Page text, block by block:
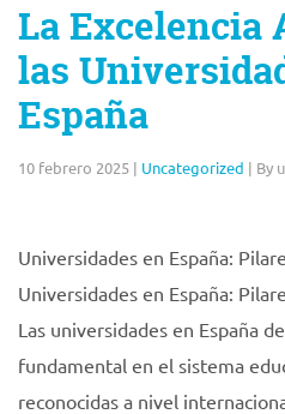
La Excelencia
las
España
10 febrero 2025 | Uncategorized | By
Universidades en España:
Universidades en España:
Las universidades en España
fundamental en el sistema
reconocidas a nivel